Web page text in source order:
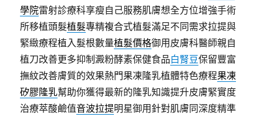
學院雷射診療科享瘦自己服務肌膚想全方位增強手術
所移植頭髮植髮專精複合式植髮滿足不同需求拉提與
緊緻療程植入髮根數量植髮價格御用皮膚科醫師親自
植刀改善更多抑制澱粉酵素保健食品白腎豆保留豐富
撫紋改善膚質的效果熱門果凍隆乳植體特色療程果凍
矽膠隆乳幫助你獲得最新的隆乳知識提升皮膚緊實度
治療萃酸鹼值音波拉提明星御用針對肌膚同深度精準